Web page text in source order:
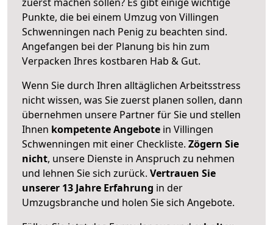
Punkte, die bei einem Umzug von Villingen
Schwenningen nach Penig zu beachten sind.
Angefangen bei der Planung bis hin zum
Verpacken Ihres kostbaren Hab & Gut.
Wenn Sie durch Ihren alltäglichen Arbeitsstress
nicht wissen, was Sie zuerst planen sollen, dann
übernehmen unsere Partner für Sie und stellen
Ihnen kompetente Angebote in Villingen
Schwenningen mit einer Checkliste. Zögern Sie
nicht, unsere Dienste in Anspruch zu nehmen
und lehnen Sie sich zurück. Vertrauen Sie
unserer 13 Jahre Erfahrung in der
Umzugsbranche und holen Sie sich Angebote.